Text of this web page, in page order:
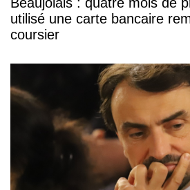
utilisé une carte bancaire
coursier